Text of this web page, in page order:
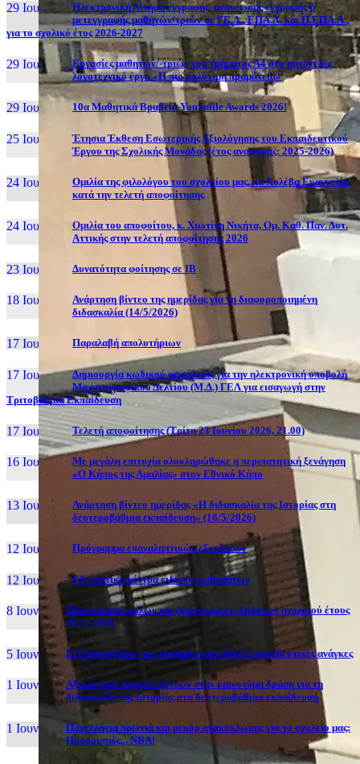
29 Ιουν, 26
Ηλεκτρονική Αίτηση εγγραφής, ανανέωσης εγγραφής ή
μετεγγραφής μαθητών/τριών σε ΓΕ.Λ., ΕΠΑ.Λ. και Π.ΕΠΑ.Λ.,
για το σχολικό έτος 2026-2027
29 Ιουν, 26
Εργασίες μαθητών/-τριών του τμήματος Α4 στο αυτοτελές
λογοτεχνικό έργο «Η πιο πολύτιμη πραμάτεια»
29 Ιουν, 26 10α Μαθητικά Βραβεία YouSmile Awards 2026!
25 Ιουν, 26
Έτησια Έκθεση Εσωτερικής Αξιολόγησης του Εκπαιδευτικού
Έργου της Σχολικής Μονάδας (έτος αναφοράς: 2025-2026)
24 Ιουν, 26
Ομιλία της φιλολόγου του σχολείου μας, κα Χολέβα Ευαγγελία,
κατά την τελετή αποφοίτησης
24 Ιουν, 26
Ομιλία του αποφοίτου, κ. Χιωτίνη Νικήτα, Ομ. Καθ. Παν. Δυτ.
Αττικής στην τελετή αποφοίτησης 2026
23 Ιουν, 26 Δυνατότητα φοίτησης σε ΙΒ
18 Ιουν, 26
Ανάρτηση βίντεο της ημερίδας για τη διαφοροποιημένη
διδασκαλία (14/5/2026)
17 Ιουν, 26 Παραλαβή απολυτήριων
17 Ιουν, 26
Δημιουργία κωδικού ασφαλείας για την ηλεκτρονική υποβολή
Μηχανογραφικού Δελτίου (Μ.Δ.) ΓΕΛ για εισαγωγή στην
Τριτοβάθμια Εκπαίδευση
17 Ιουν, 26 Τελετή αποφοίτησης (Τρίτη 23 Ιουνίου 2026, 21.00)
16 Ιουν, 26
Με μεγάλη επιτυχία ολοκληρώθηκε η περιπατητική ξενάγηση
«Ο Κήπος της Αμαλίας» στον Εθνικό Κήπο
13 Ιουν, 26
Ανάρτηση βίντεο ημερίδας «Η διδασκαλία της Ιστορίας στη
δευτεροβάθμια εκπαίδευση» (16/5/2026)
12 Ιουν, 26 Πρόγραμμα επαναληπτικών εξετάσεων
12 Ιουν, 26 Εξεταστικά κέντρα ειδικών μαθημάτων
8 Ιουν, 26
Παρουσίαση ομίλων και (καινοτόμων) δράσεων σχολικού έτους
2025-2026
5 Ιουν, 26 Εξέταση ατόμων με αναπηρία και ειδικές εκπαιδευτικές ανάγκες
1 Ιουν, 26
Αξιολόγηση συμμετεχόντων στην καινοτόμα δράση για τη
διδασκαλία της Ιστορίας στη δευτεροβάθμια εκπαίδευση
1 Ιουν, 26
Πανελλήνια πρωτιά και ρεκόρ ανακύκλωσης για το σχολείο μας:
Προορισμός... NBA!